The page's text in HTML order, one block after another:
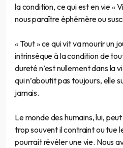
la condition, ce qui est en vie «
nous paraître éphémère ou
« Tout » ce qui vit va mourir un
intrinsèque à la condition de
dureté n’est nullement dans la
qui n’aboutit pas toujours, elle
jamais.
Le monde des humains, lui,
trop souvent il contraint ou tue
pourrait révéler une vie. Nous